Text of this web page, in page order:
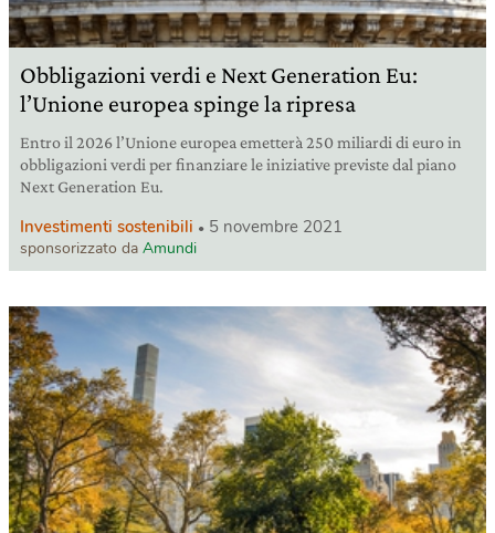
Obbligazioni verdi e Next Generation Eu:
l’Unione europea spinge la ripresa
Entro il 2026 l’Unione europea emetterà 250 miliardi di euro in
obbligazioni verdi per finanziare le iniziative previste dal piano
Next Generation Eu.
Investimenti sostenibili 5 novembre 2021
sponsorizzato da Amundi